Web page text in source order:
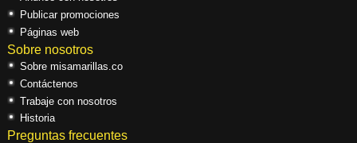
Publicar promociones
Páginas web
Sobre nosotros
Sobre misamarillas.co
Contáctenos
Trabaje con nosotros
Historia
Preguntas frecuentes